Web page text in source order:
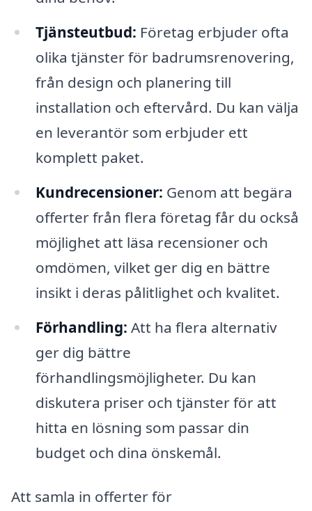
Tjänsteutbud: Företag erbjuder ofta
olika tjänster för badrumsrenovering,
från design och planering till
installation och eftervård. Du kan välja
en leverantör som erbjuder ett
komplett paket.
Kundrecensioner: Genom att begära
offerter från flera företag får du också
möjlighet att läsa recensioner och
omdömen, vilket ger dig en bättre
insikt i deras pålitlighet och kvalitet.
Förhandling: Att ha flera alternativ
ger dig bättre
förhandlingsmöjligheter. Du kan
diskutera priser och tjänster för att
hitta en lösning som passar din
budget och dina önskemål.
Att samla in offerter för